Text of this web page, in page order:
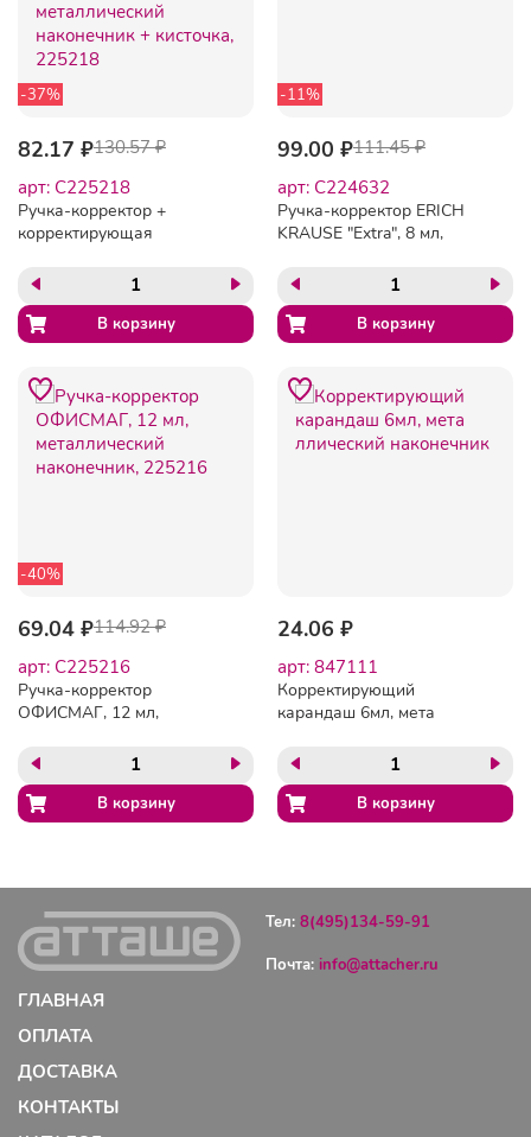
-37%
82.17 ₽130.57 ₽
арт: C225218
Ручка-корректор +
корректирующая
мл, 2 в 1: металлический
наконечник + кисточка,
225218
-11%
99.00 ₽111.45 ₽
арт: C224632
Ручка-корректор ERICH
KRAUSE "Extra", 8 мл,
наконечник, 24815
-40%
69.04 ₽114.92 ₽
арт: C225216
Ручка-корректор
ОФИСМАГ, 12 мл,
наконечник, 225216
24.06 ₽
арт: 847111
Корректирующий
карандаш 6мл, мета
Тел: 8(495)134-59-91
Почта: info@attacher.ru
ГЛАВНАЯ
ОПЛАТА
ДОСТАВКА
КОНТАКТЫ